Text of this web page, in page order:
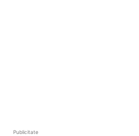
Publicitate